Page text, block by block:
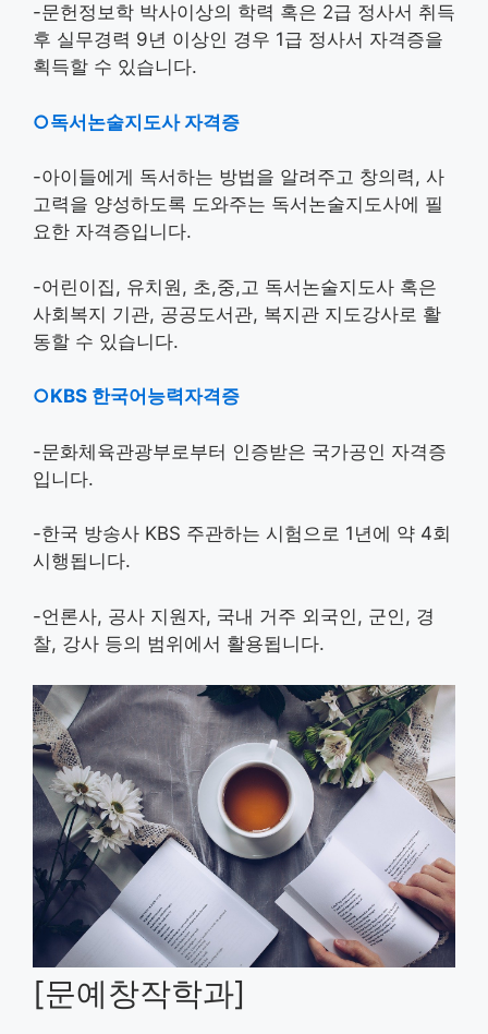
-문헌정보학 박사이상의 학력 혹은 2급 정사서 취득
후 실무경력 9년 이상인 경우 1급 정사서 자격증을
획득할 수 있습니다.
○독서논술지도사 자격증
-아이들에게 독서하는 방법을 알려주고 창의력, 사
고력을 양성하도록 도와주는 독서논술지도사에 필
요한 자격증입니다.
-어린이집, 유치원, 초,중,고 독서논술지도사 혹은
사회복지 기관, 공공도서관, 복지관 지도강사로 활
동할 수 있습니다.
○KBS 한국어능력자격증
-문화체육관광부로부터 인증받은 국가공인 자격증
입니다.
-한국 방송사 KBS 주관하는 시험으로 1년에 약 4회
시행됩니다.
-언론사, 공사 지원자, 국내 거주 외국인, 군인, 경
찰, 강사 등의 범위에서 활용됩니다.
[문예창작학과]